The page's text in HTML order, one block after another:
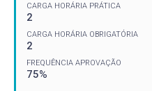
CARGA HORÁRIA PRÁTICA
2
CARGA HORÁRIA OBRIGATÓRIA
2
FREQUÊNCIA APROVAÇÃO
75%